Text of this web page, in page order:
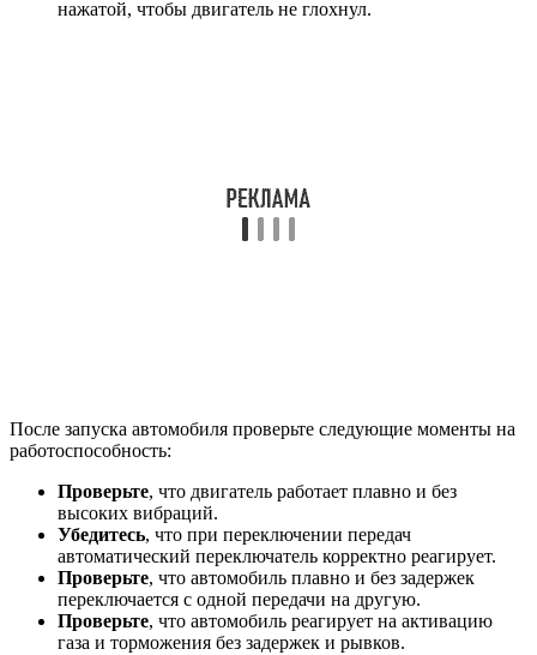
нажатой, чтобы двигатель не глохнул.
После запуска автомобиля проверьте следующие моменты на
работоспособность:
Проверьте, что двигатель работает плавно и без
высоких вибраций.
Убедитесь, что при переключении передач
автоматический переключатель корректно реагирует.
Проверьте, что автомобиль плавно и без задержек
переключается с одной передачи на другую.
Проверьте, что автомобиль реагирует на активацию
газа и торможения без задержек и рывков.